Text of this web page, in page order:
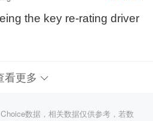
the key re-rating driver
看更多
数据，相关数据仅供参考，若数